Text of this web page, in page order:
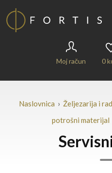
Moj račun 0
Naslovnica › Željezarija i
potrošni materijal